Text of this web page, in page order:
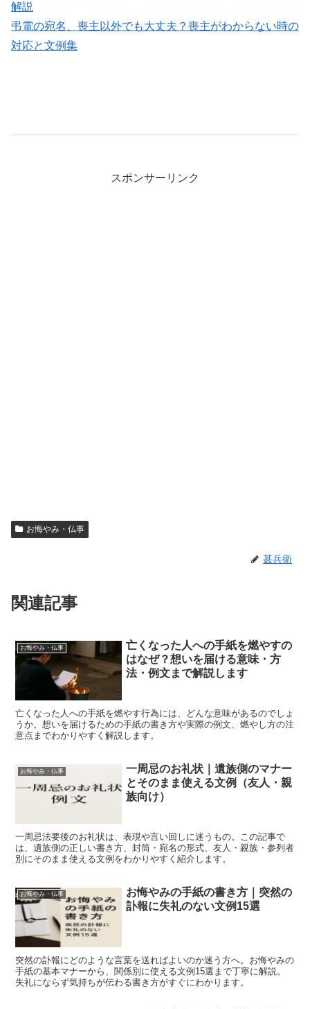
解説
弔電の宛名、喪主以外でも大丈夫？喪主がわからない時の
対応と文例集
スポンサーリンク
お悔やみ・仏事
甚兵衛
関連記事
お悔やみ・仏事
亡くなった人への手紙を燃やすの
はなぜ？想いを届ける意味・方
法・例文まで解説します
亡くなった人への手紙を燃やす行為には、どんな意味があるのでしょ
うか。想いを届けるための手紙の書き方や実際の例文、燃やし方の注
意点までわかりやすく解説します。
お悔やみ・仏事
一周忌のお礼状｜遺族側のマナー
とそのまま使える文例（友人・親
族向け）
一周忌法要後のお礼状は、表現や言い回しに迷うもの。この記事で
は、遺族側の正しい書き方、封筒・宛名の形式、友人・親族・参列者
別にそのまま使える文例をわかりやすく紹介します。
お悔やみ・仏事
お悔やみの手紙の書き方｜突然の
訃報に失礼のない文例15選
突然の訃報にどのような言葉を送ればよいのか迷う方へ。お悔やみの
手紙の基本マナーから、関係別に使える文例15選まで丁寧に解説。
失礼にならず気持ちが伝わる書き方がすぐにわかります。